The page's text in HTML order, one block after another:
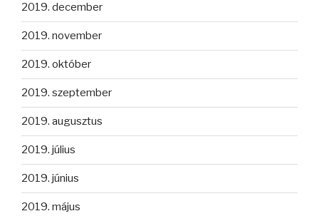
2019. december
2019. november
2019. október
2019. szeptember
2019. augusztus
2019. július
2019. június
2019. május